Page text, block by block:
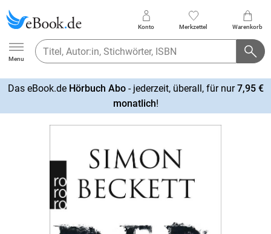
Ebook.de
Menu
Konto Merkzettel Warenkorb
Das eBook.de Hörbuch Abo- jederzeit, überall, für nur7,95 €
monatlich!